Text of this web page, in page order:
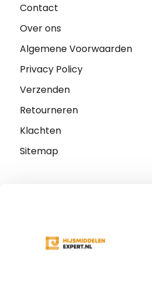
Contact
Over ons
Algemene Voorwaarden
Privacy Policy
Verzenden
Retourneren
Klachten
Sitemap